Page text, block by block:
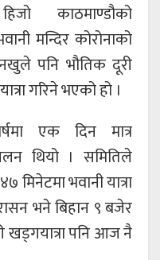
काठमाण्डौको
मन्दिर कोरोनाको
पनि भौतिक दूरी
गरिने भएको हो ।
एक दिन मात्र
थियो । समितिले
मिनेटमा भवानी यात्रा
भने बिहान ९ बजेर
खड्गयात्रा पनि आज नै